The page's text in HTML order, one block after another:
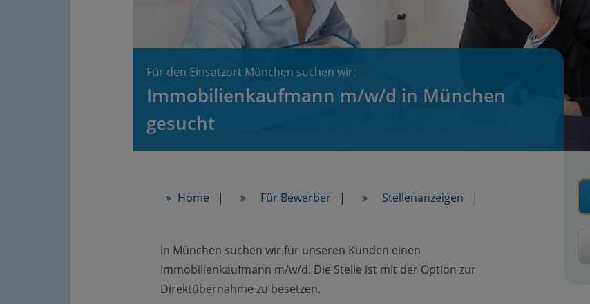
Für den Einsatzort München suchen wir:
Immobilienkaufmann m/w/d in München
gesucht
Home Für Bewerber Stellenanzeigen
In München suchen wir für unseren Kunden einen
Immobilienkaufmann m/w/d. Die Stelle ist mit der Option zur
Direktübernahme zu besetzen.